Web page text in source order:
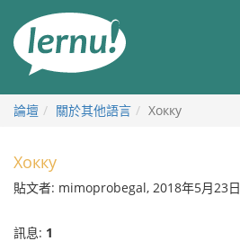
論壇 關於其他語言 Хокку
Хокку
貼文者: mimoprobegal, 2018年5月23日
訊息: 1